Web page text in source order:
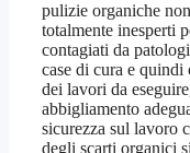
pulizie organiche
totalmente inesperti
contagiati da
case di cura e quindi
dei lavori da
abbigliamento
sicurezza sul lavoro
degli scarti organici